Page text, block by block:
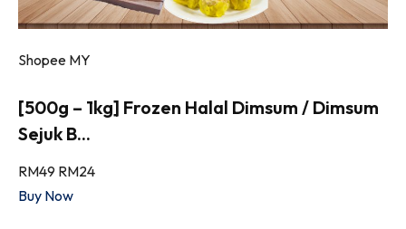
Shopee MY
[500g – 1kg] Frozen Halal Dimsum / Dimsum
Sejuk B...
RM49 RM24
Buy Now